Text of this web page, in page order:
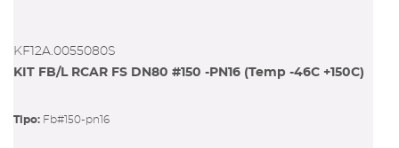
KF12A.0055080S
KIT FB/L RCAR FS DN80 #150 -PN16 (Temp -46C +150C)
Tipo: fb#150-pn16